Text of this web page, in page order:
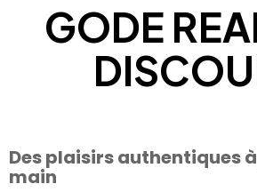
GODE
Des plaisirs authentiques
main